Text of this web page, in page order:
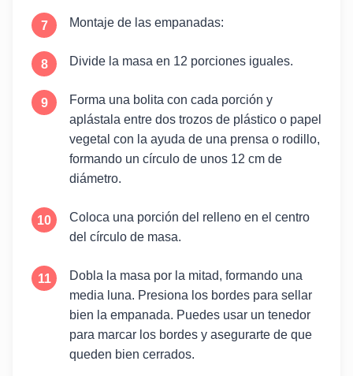
Montaje de las empanadas:
Divide la masa en 12 porciones iguales.
Forma una bolita con cada porción y
aplástala entre dos trozos de plástico o papel
vegetal con la ayuda de una prensa o rodillo,
formando un círculo de unos 12 cm de
diámetro.
Coloca una porción del relleno en el centro
del círculo de masa.
Dobla la masa por la mitad, formando una
media luna. Presiona los bordes para sellar
bien la empanada. Puedes usar un tenedor
para marcar los bordes y asegurarte de que
queden bien cerrados.